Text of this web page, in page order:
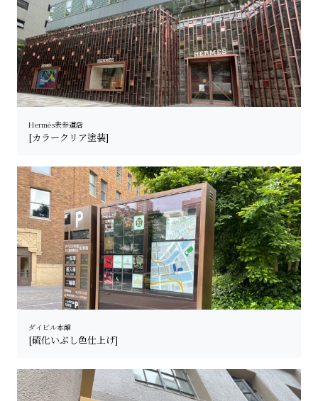
Hermès表参道店
[カラークリア塗装]
ダイビル本館
[硫化いぶし色仕上げ]